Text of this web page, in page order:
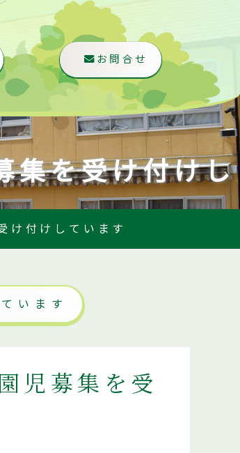
お問合せ
集を受け付けし
け付けしています
います
児募集を受